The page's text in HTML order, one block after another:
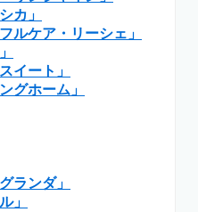
カ」
ルケア・リーシェ」
イート」
グホーム」
ランダ」
」